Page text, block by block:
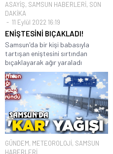
ASAYİŞ, SAMSUN HABERLERİ, SON
DAKİKA
11 Eylül 2022 16:19
ENİŞTESİNİ BIÇAKLADI!
Samsun'da bir kişi babasıyla
tartışan eniştesini sırtından
bıçaklayarak ağır yaraladı
GÜNDEM, METEOROLOJİ, SAMSUN
HABERLERİ